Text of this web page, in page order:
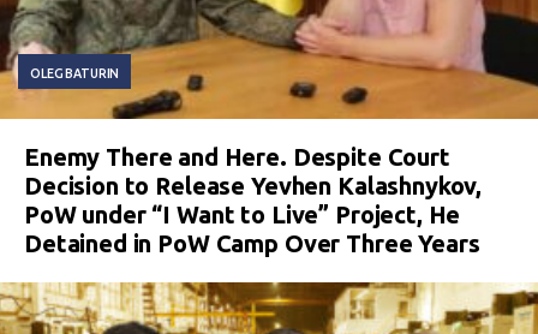
OLEG BATURIN
Enemy There and Here. Despite Court
Decision to Release Yevhen Kalashnykov,
PoW under “I Want to Live” Project, He
Detained in PoW Camp Over Three Years